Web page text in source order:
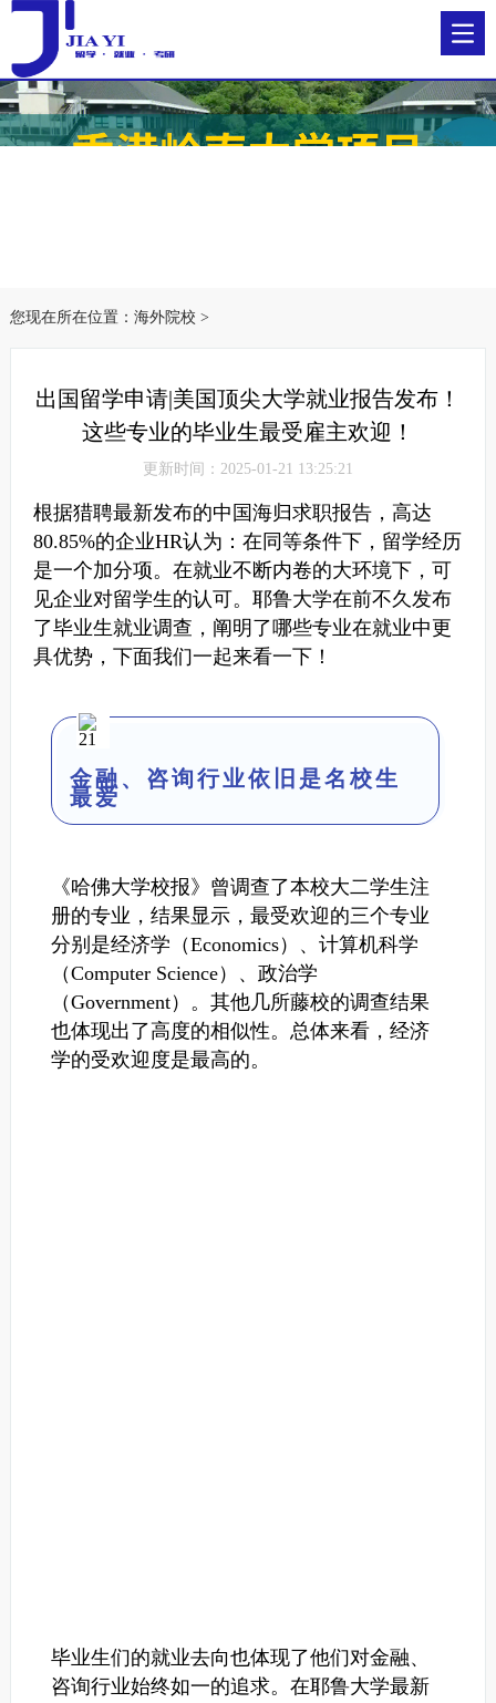
您现在所在位置： 海外院校 >
出国留学申请|美国顶尖大学就业报告发布！
这些专业的毕业生最受雇主欢迎！
更新时间：2025-01-21 13:25:21
根据猎聘最新发布的中国海归求职报告，高达
80.85%的企业HR认为：在同等条件下，留学经历
是一个加分项。 在就业不断内卷的大环境下，可
见企业对留学生的认可。 耶鲁大学在前不久发布
了毕业生就业调查，阐明了哪些专业在就业中更
具优势，下面我们一起来看一下！
金融、咨询行业依旧是名校生
最爱
《哈佛大学校报》曾调查了本校大二学生注
册的专业，结果显示，最受欢迎的三个专业
分别是经济学（Economics）、计算机科学
（Computer Science）、政治学
（Government）。 其他几所藤校的调查结果
也体现出了高度的相似性。总体来看， 经济
学的受欢迎度是最高的。
毕业生们的就业去向也体现了他们对金融、
咨询行业始终如一的追求。 在耶鲁大学最新